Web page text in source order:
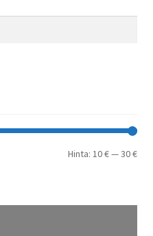
Hinta:10 €—30 €